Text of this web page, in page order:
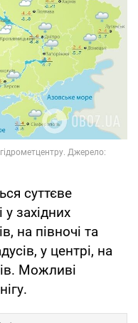
суттєве
західних
на півночі та
у центрі, на
Можливі